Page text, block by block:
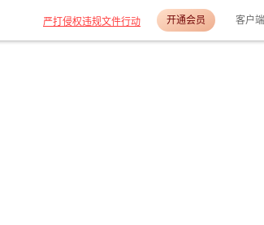
严打侵权违规文件行动 开通会员 客户